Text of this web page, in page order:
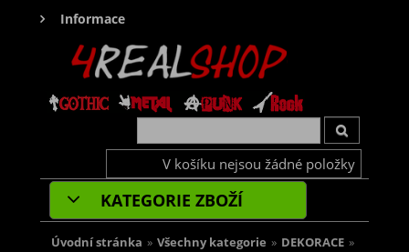
Informace
V košíku nejsou žádné položky
KATEGORIE ZBOŽÍ
Úvodní stránka » Všechny kategorie » DEKORACE »